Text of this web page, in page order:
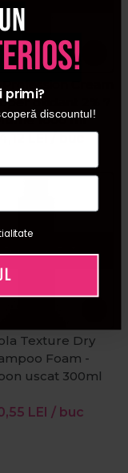
Profession Cream
oxidant 2% 7
1000 ml
epuizat
Texture Dry
Foam -
uscat 300ml
LEI / buc
primi?
discountul!